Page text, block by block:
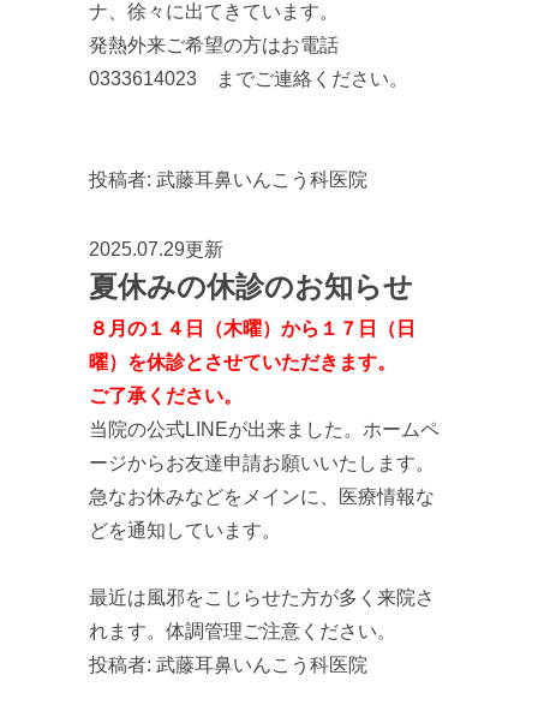
ナ、徐々に出てきています。
発熱外来ご希望の方はお電話
0333614023 までご連絡ください。
投稿者: 武藤耳鼻いんこう科医院
2025.07.29更新
夏休みの休診のお知らせ
８月の１４日（木曜）から１７日（日
曜）を休診とさせていただきます。
ご了承ください。
当院の公式LINEが出来ました。ホームペ
ージからお友達申請お願いいたします。
急なお休みなどをメインに、医療情報な
どを通知しています。
最近は風邪をこじらせた方が多く来院さ
れます。体調管理ご注意ください。
投稿者: 武藤耳鼻いんこう科医院